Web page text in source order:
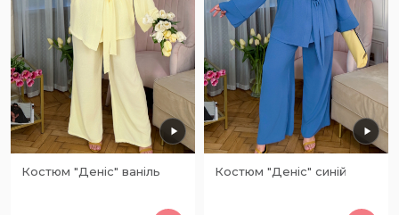
Костюм "Деніс" ваніль Костюм "Деніс" синій